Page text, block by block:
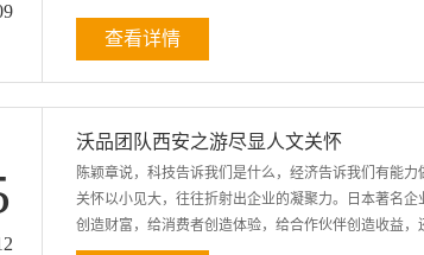
的点赞。相信，借助国际平台，沃品在品牌知名度方面
讲师。在赵鹭老师深入的分析下，沃品的品牌建设脉
路的理念。相信沃品在不久之后品牌战略能更上一层
江山，挥斥方遒 上图为赵鹭老师慷慨激昂的讲演 上图
迅速勾画着。 ...
查看详情
沃品团队西安之游尽显人文关怀
陈颖章说，科技告诉我们是什么，经济告诉我们有能
关怀以小见大，往往折射出企业的凝聚力。日本著名
创造财富，给消费者创造体验，给合作伙伴创造收益，